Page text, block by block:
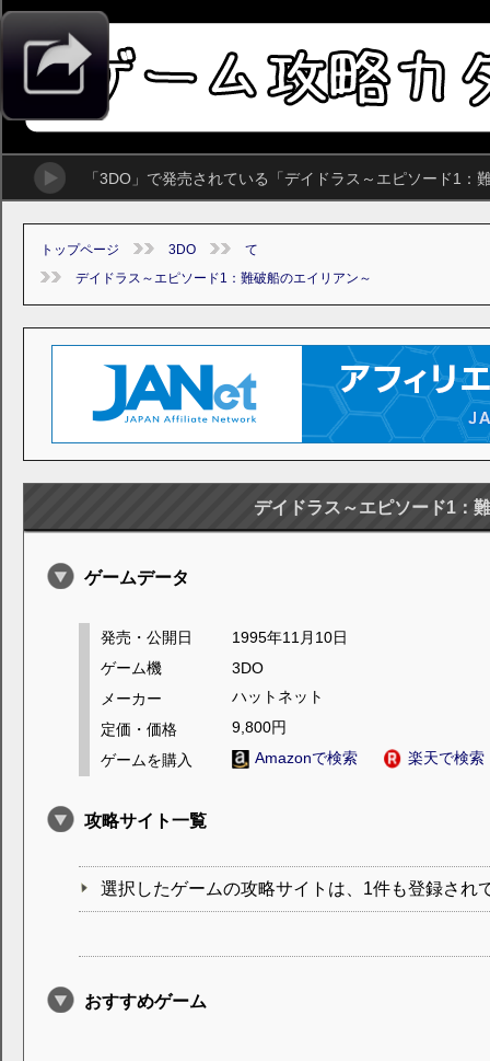
「3DO」で発売されている「デイドラス～エピソード1
トップページ 3DO
て
デイドラス～エピソード1：難破船のエイリアン～
デイドラス～エピソード1：
ゲームデータ
発売・公開日
1995年11月10日
ゲーム機
3DO
メーカー
ハットネット
定価・価格
9,800円
ゲームを購入
Amazonで検索 楽天で検索
攻略サイト一覧
選択したゲームの攻略サイトは、1件も登録され
おすすめゲーム